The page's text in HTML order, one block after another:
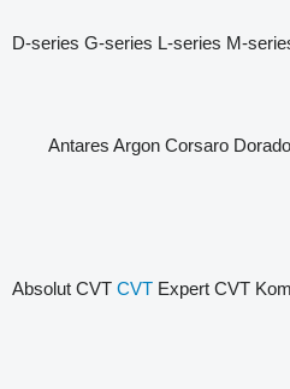
D-series G-series L-series M-
Antares Argon Corsaro Dorado
Absolut CVT CVT Expert CVT